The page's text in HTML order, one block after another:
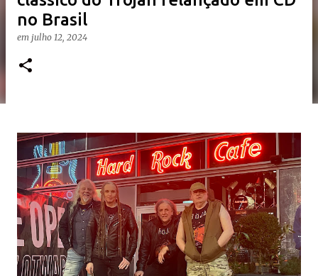
no Brasil
em julho 12, 2024